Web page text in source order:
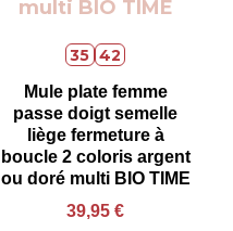
35 42
Mule plate femme
passe doigt semelle
liège fermeture à
boucle 2 coloris argent
ou doré multi BIO TIME
39,95 €